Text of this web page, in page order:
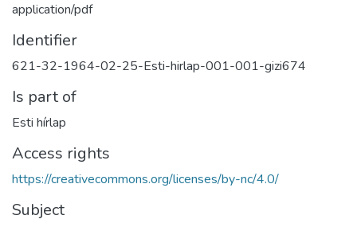
application/pdf
Identifier
621-32-1964-02-25-Esti-hirlap-001-001-gizi674
Is part of
Esti hírlap
Access rights
https://creativecommons.org/licenses/by-nc/4.0/
Subject